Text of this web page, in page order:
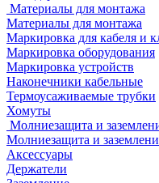
Материалы для монтажа
Материалы для монтажа
Маркировка для кабеля и
Маркировка оборудования
Маркировка устройств
Наконечники кабельные
Термоусаживаемые трубки
Хомуты
Молниезащита и
Молниезащита и
Аксессуары
Держатели